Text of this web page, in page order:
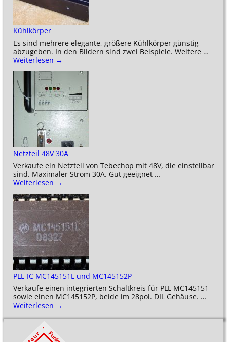
Kühlkörper
Es sind mehrere elegante, größere Kühlkörper günstig
abzugeben. In den Bildern sind zwei Beispiele. Weitere …
Weiterlesen →
Netzteil 48V 30A
Verkaufe ein Netzteil von Tebechop mit 48V, die einstellbar
sind. Maximaler Strom 30A. Gut geeignet …
Weiterlesen →
PLL-IC MC145151L und MC145152P
Verkaufe einen integrierten Schaltkreis für PLL MC145151
sowie einen MC145152P, beide im 28pol. DIL Gehäuse. …
Weiterlesen →